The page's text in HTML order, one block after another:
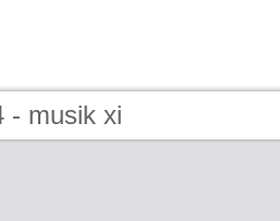
- musik xi